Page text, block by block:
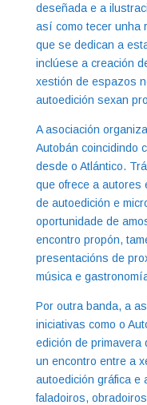
deseñada e a
así como tecer unha
que se dedican a
inclúese a creación
xestión de espazos
autoedición sexan
A asociación
Autobán coincidindo
desde o Atlántico.
que ofrece a autores
de autoedición e
oportunidade de
encontro propón,
presentacións de
música e
Por outra banda, a
iniciativas como o
edición de primavera
un encontro entre a
autoedición gráfica e
faladoiros,